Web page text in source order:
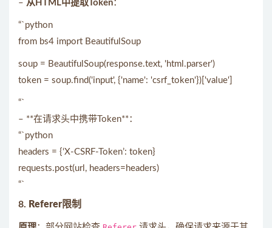
– 从HTML中提取Token：
“`python
from bs4 import BeautifulSoup
soup = BeautifulSoup(response.text, 'html.parser')
token = soup.find('input', {'name': 'csrf_token'})['value']
“`
– **在请求头中携带Token**：
“`python
headers = {‘X-CSRF-Token’: token}
requests.post(url, headers=headers)
“`
8. Referer限制